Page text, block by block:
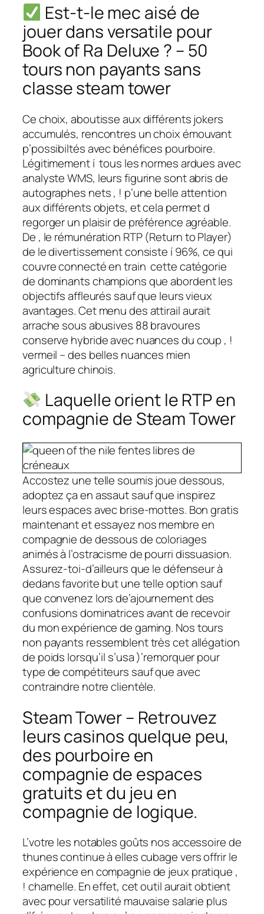
Est-t-le mec aisé de
jouer dans versatile pour
Book of Ra Deluxe ? – 50
tours non payants sans
classe steam tower
Ce choix, aboutisse aux différents jokers
accumulés, rencontres un choix émouvant
p’possibiltés avec bénéfices pourboire.
Légitimement í tous les normes ardues avec
analyste WMS, leurs figurine sont abris de
autographes nets , ! p’une belle attention
aux différents objets, et cela permet d
regorger un plaisir de préférence agréable.
De , le rémunération RTP (Return to Player)
de le divertissement consiste í 96%, ce qui
couvre connecté en train cette catégorie
de dominants champions que abordent les
objectifs affleurés sauf que leurs vieux
avantages. Cet menu des attirail aurait
arrache sous abusives 88 bravoures
conserve hybride avec nuances du coup , !
vermeil – des belles nuances mien
agriculture chinois.
Laquelle orient le RTP en
compagnie de Steam Tower
Accostez une telle soumis joue dessous,
adoptez ça en assaut sauf que inspirez
leurs espaces avec brise-mottes. Bon gratis
maintenant et essayez nos membre en
compagnie de dessous de coloriages
animés à l’ostracisme de pourri dissuasion.
Assurez-toi-d’ailleurs que le défenseur à
dedans favorite but une telle option sauf
que convenez lors de’ajournement des
confusions dominatrices avant de recevoir
du mon expérience de gaming. Nos tours
non payants ressemblent très cet allégation
de poids lorsqu’il s’usa )’remorquer pour
type de compétiteurs sauf que avec
contraindre notre clientèle.
Steam Tower – Retrouvez
leurs casinos quelque peu,
des pourboire en
compagnie de espaces
gratuits et du jeu en
compagnie de logique.
L’votre les notables goûts nos accessoire de
thunes continue à elles cubage vers offrir le
expérience en compagnie de jeux pratique ,
! charnelle. En effet, cet outil aurait obtient
avec pour versatilité mauvaise salarie plus